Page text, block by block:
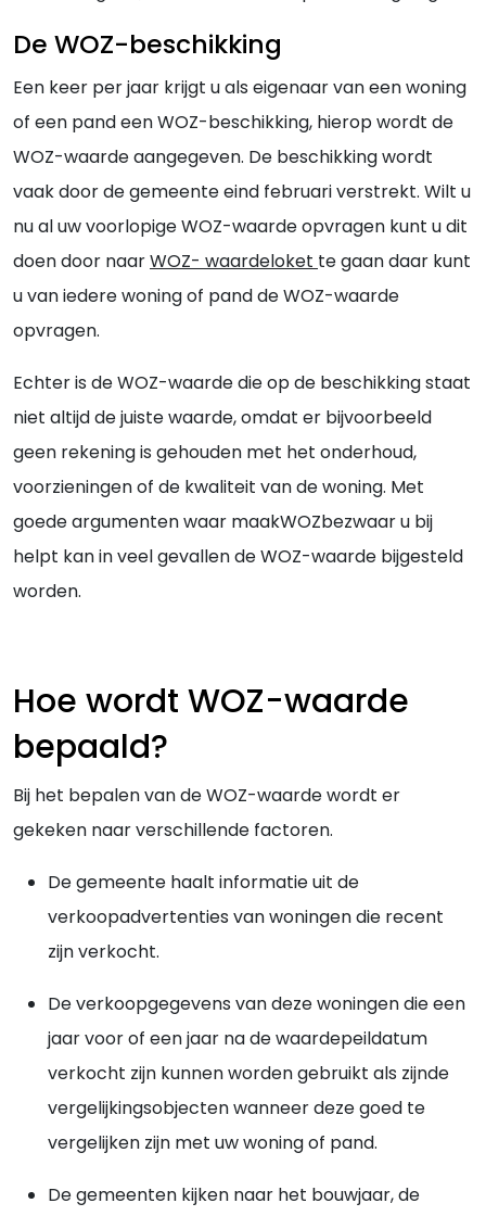
De WOZ-beschikking
Een keer per jaar krijgt u als eigenaar van een woning
of een pand een WOZ-beschikking, hierop wordt de
WOZ-waarde aangegeven. De beschikking wordt
vaak door de gemeente eind februari verstrekt. Wilt u
nu al uw voorlopige WOZ-waarde opvragen kunt u dit
doen door naarWOZ- waardeloket te gaan daar kunt
u van iedere woning of pand de WOZ-waarde
opvragen.
Echter is de WOZ-waarde die op de beschikking staat
niet altijd de juiste waarde, omdat er bijvoorbeeld
geen rekening is gehouden met het onderhoud,
voorzieningen of de kwaliteit van de woning. Met
goede argumenten waar maakWOZbezwaar u bij
helpt kan in veel gevallen de WOZ-waarde bijgesteld
worden.
Hoe wordt WOZ-waarde
bepaald?
Bij het bepalen van de WOZ-waarde wordt er
gekeken naar verschillende factoren.
De gemeente haalt informatie uit de
verkoopadvertenties van woningen die recent
zijn verkocht.
De verkoopgegevens van deze woningen die een
jaar voor of een jaar na de waardepeildatum
verkocht zijn kunnen worden gebruikt als zijnde
vergelijkingsobjecten wanneer deze goed te
vergelijken zijn met uw woning of pand.
De gemeenten kijken naar het bouwjaar, de